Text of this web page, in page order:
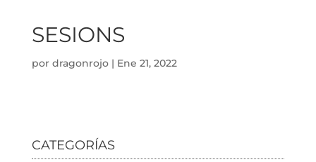
SESIONS
por dragonrojo| Ene 21, 2022
CATEGORÍAS